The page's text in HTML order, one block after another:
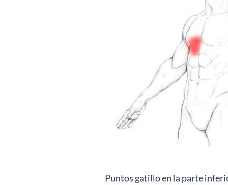
Puntos gatillo en la parte